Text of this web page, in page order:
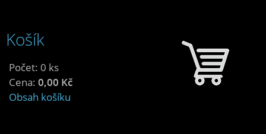
Košík
Počet: 0 ks
Cena: 0,00 Kč
Obsah košíku